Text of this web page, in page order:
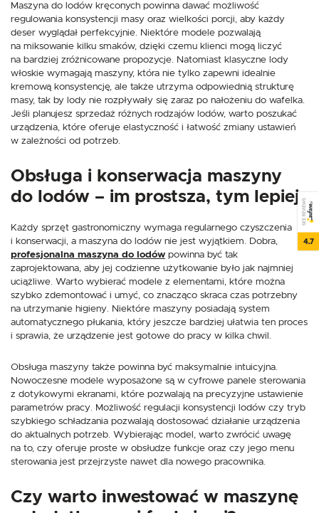
Maszyna do lodów kręconych powinna dawać możliwość
regulowania konsystencji masy oraz wielkości porcji, aby każdy
deser wyglądał perfekcyjnie. Niektóre modele pozwalają
na miksowanie kilku smaków, dzięki czemu klienci mogą liczyć
na bardziej zróżnicowane propozycje. Natomiast klasyczne lody
włoskie wymagają maszyny, która nie tylko zapewni idealnie
kremową konsystencję, ale także utrzyma odpowiednią strukturę
masy, tak by lody nie rozpływały się zaraz po nałożeniu do wafelka.
Jeśli planujesz sprzedaż różnych rodzajów lodów, warto poszukać
urządzenia, które oferuje elastyczność i łatwość zmiany ustawień
w zależności od potrzeb.
Obsługa i konserwacja maszyny
do lodów – im prostsza, tym lepiej
Każdy sprzęt gastronomiczny wymaga regularnego czyszczenia
i konserwacji, a maszyna do lodów nie jest wyjątkiem. Dobra,
profesjonalna maszyna do lodów powinna być tak
zaprojektowana, aby jej codzienne użytkowanie było jak najmniej
uciążliwe. Warto wybierać modele z elementami, które można
szybko zdemontować i umyć, co znacząco skraca czas potrzebny
na utrzymanie higieny. Niektóre maszyny posiadają system
automatycznego płukania, który jeszcze bardziej ułatwia ten proces
i sprawia, że urządzenie jest gotowe do pracy w kilka chwil.
Obsługa maszyny także powinna być maksymalnie intuicyjna.
Nowoczesne modele wyposażone są w cyfrowe panele sterowania
z dotykowymi ekranami, które pozwalają na precyzyjne ustawienie
parametrów pracy. Możliwość regulacji konsystencji lodów czy tryb
szybkiego schładzania pozwalają dostosować działanie urządzenia
do aktualnych potrzeb. Wybierając model, warto zwrócić uwagę
na to, czy oferuje proste w obsłudze funkcje oraz czy jego menu
sterowania jest przejrzyste nawet dla nowego pracownika.
Czy warto inwestować w maszynę
SEE REVIEWS
4.7